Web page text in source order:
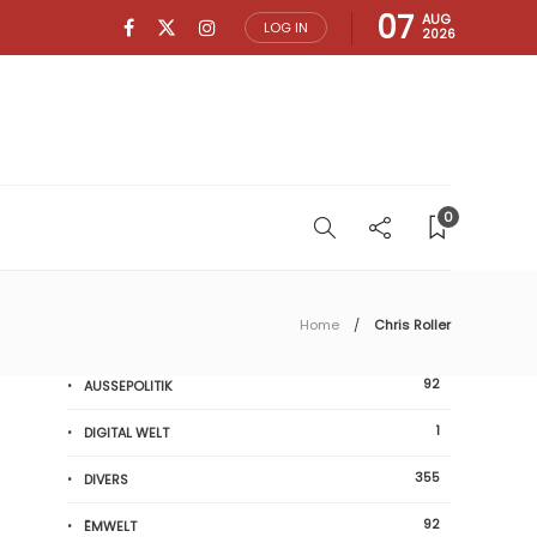
LOG IN 07 AUG
2026
0
Home Chris Roller
AUSSEPOLITIK 92
DIGITAL WELT 1
DIVERS 355
ËMWELT 92